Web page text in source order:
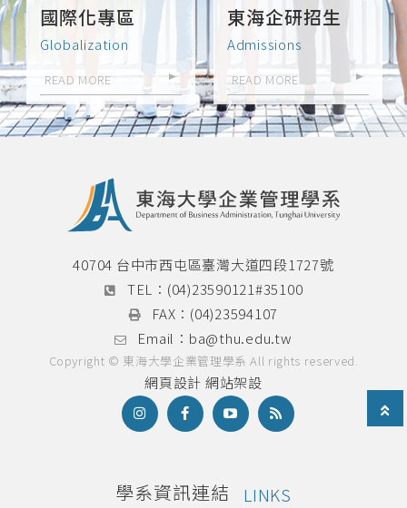
國際化專區
Globalization
READ MORE
東海企研招生
Admissions
READ MORE
40704 台中市西屯區臺灣大道四段1727號
TEL： (04)23590121#35100
FAX： (04)23594107
Email： ba@thu.edu.tw
Copyright © 東海大學企業管理學系 All rights reserved.
網頁設計 網站架設
學系資訊連結 LINKS